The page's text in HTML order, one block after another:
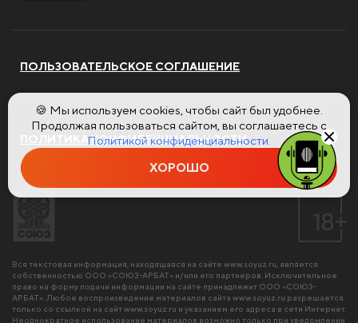
ПОЛЬЗОВАТЕЛЬСКОЕ СОГЛАШЕНИЕ
ПОЛИТИКА КОНФИДЕНЦИАЛЬНОСТИ
Вся текстовая информация, находящаяся на сайте www.soyuz.ru , является
собственностью ООО «СОЮЗ-АРБАТ» и/или его партнеров. Исключительное
право на форму подачи информации на сайте принадлежит ООО «СОЮЗ-
АРБАТ». Любое воспроизведение материалов сайта www.soyuz.ru разрешается
только со ссылкой на сайтwww.soyuz.ru и указанием его адреса в сети Интернет.
Неоднократное использование материалов возможно только при уведомлении
🍪 Мы используем cookies, чтобы сайт был удобнее.
Продолжая пользоваться сайтом, вы соглашаетесь с
Политикой конфиденциальности.
ХОРОШО